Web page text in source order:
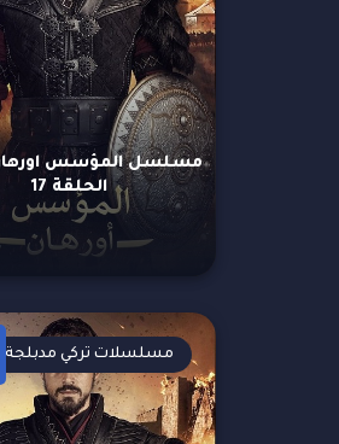
مسلسل المؤسس
الحلقة 17
مسلسلات تركي مدبلجة